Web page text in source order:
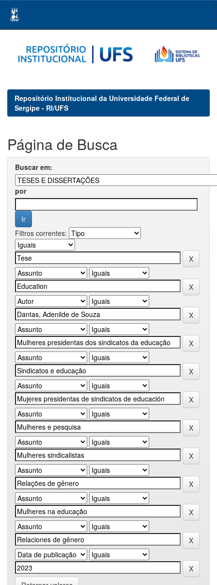
navigation
Repositório Institucional da Universidade Federal de
Sergipe - RI/UFS
Página de Busca
Buscar em:
por
Filtros correntes: